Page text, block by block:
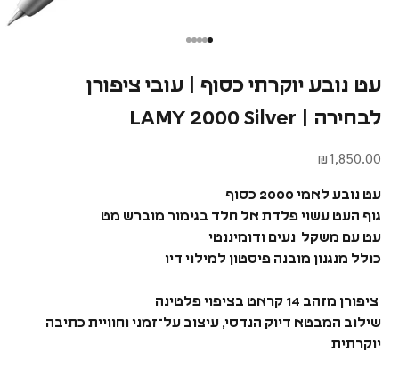
עט נובע יוקרתי כסוף | עובי ציפורן
לבחירה | LAMY 2000 Silver
מחיר מבצע
1,850.00 ₪
עט נובע לאמי 2000 כסוף
גוף העט עשוי פלדת אל חלד בגימור מוברש מט
עט עם משקל נעים ודומיננטי
כולל מנגנון מובנה פיסטון למילוי דיו
ציפורן מזהב 14 קראט בציפוי פלטינה
שילוב המבטא דיוק הנדסי, עיצוב על־זמני וחוויית כתיבה
יוקרתית